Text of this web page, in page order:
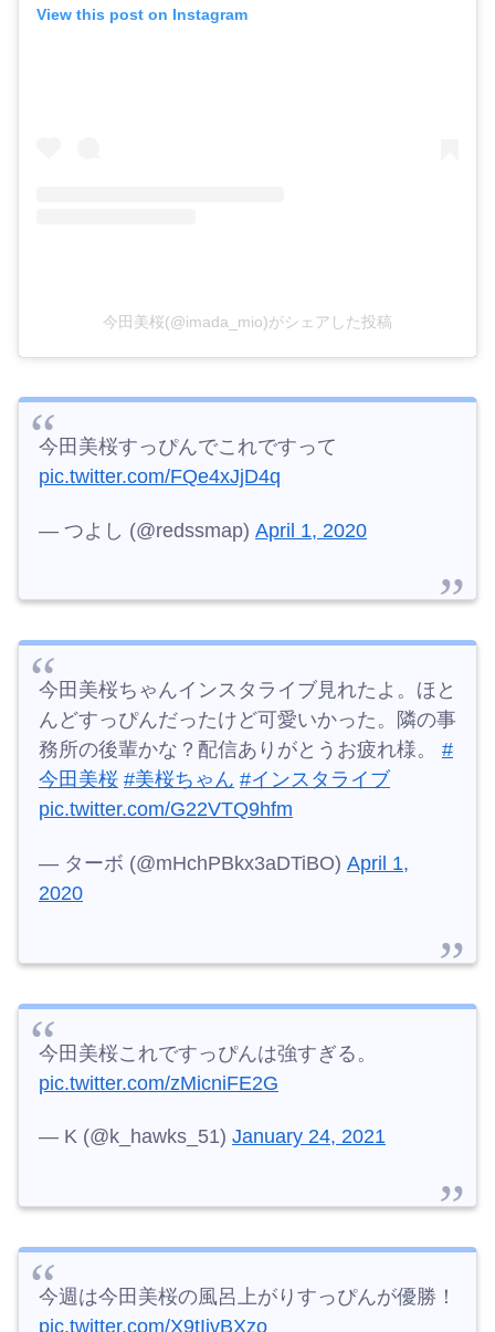
View this post on Instagram
今田美桜(@imada_mio)がシェアした投稿
今田美桜すっぴんでこれですって
pic.twitter.com/FQe4xJjD4q
— つよし (@redssmap) April 1, 2020
今田美桜ちゃんインスタライブ見れたよ。ほと
んどすっぴんだったけど可愛いかった。隣の事
務所の後輩かな？配信ありがとうお疲れ様。 #
今田美桜 #美桜ちゃん #インスタライブ
pic.twitter.com/G22VTQ9hfm
— ターボ (@mHchPBkx3aDTiBO) April 1,
2020
今田美桜これですっぴんは強すぎる。
pic.twitter.com/zMicniFE2G
— K (@k_hawks_51) January 24, 2021
今週は今田美桜の風呂上がりすっぴんが優勝！
pic.twitter.com/X9tIivBXzo